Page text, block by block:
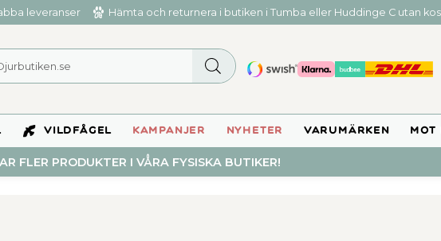
leveranser Hämta och returnera i butiken i Tumba eller Huddinge C utan
VILDFÅGEL KAMPANJER NYHETER VARUMÄRKEN MOT
FLER PRODUKTER I VÅRA FYSISKA BUTIKER!